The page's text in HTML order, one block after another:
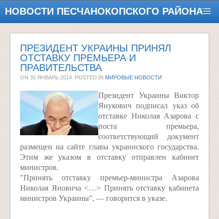
НОВОСТИ ПЕСЧАНОКОПСКОГО РАЙОНА
ПРЕЗИДЕНТ УКРАИНЫ ПРИНЯЛ
ОТСТАВКУ ПРЕМЬЕРА И
ПРАВИТЕЛЬСТВА
ON 30 ЯНВАРЬ 2014 . POSTED IN МИРОВЫЕ НОВОСТИ
Президент Украины Виктор
Янукович подписал указ об
отставке Николая Азарова с
поста премьера,
соответствующий документ
размещен на сайте главы украинского государства.
Этим же указом в отставку отправлен кабинет
министров.
"Принять отставку премьер-министра Азарова
Николая Яновича <…> Принять отставку кабинета
министров Украины", — говорится в указе.